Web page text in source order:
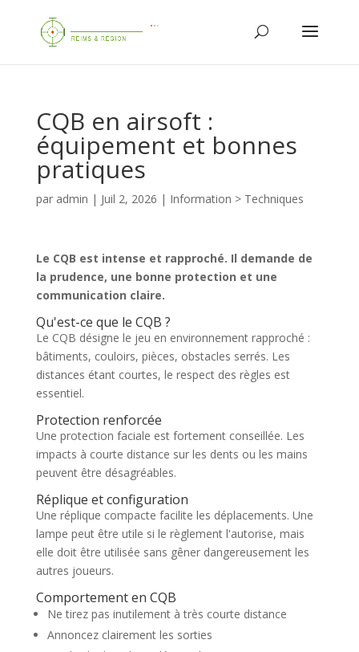
CQB en airsoft :
équipement et bonnes
pratiques
par admin | Juil 2, 2026 | Information > Techniques
Le CQB est intense et rapproché. Il demande de
la prudence, une bonne protection et une
communication claire.
Qu'est-ce que le CQB ?
Le CQB désigne le jeu en environnement rapproché :
bâtiments, couloirs, pièces, obstacles serrés. Les
distances étant courtes, le respect des règles est
essentiel.
Protection renforcée
Une protection faciale est fortement conseillée. Les
impacts à courte distance sur les dents ou les mains
peuvent être désagréables.
Réplique et configuration
Une réplique compacte facilite les déplacements. Une
lampe peut être utile si le règlement l'autorise, mais
elle doit être utilisée sans gêner dangereusement les
autres joueurs.
Comportement en CQB
Ne tirez pas inutilement à très courte distance
Annoncez clairement les sorties